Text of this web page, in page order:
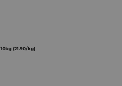
(21.90/kg)